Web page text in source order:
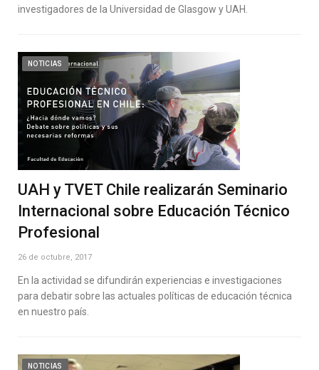
investigadores de la Universidad de Glasgow y UAH.
NOTICIAS
UAH y TVET Chile realizarán Seminario
Internacional sobre Educación Técnico
Profesional
26 de octubre, 2017
En la actividad se difundirán experiencias e investigaciones
para debatir sobre las actuales políticas de educación técnica
en nuestro país.
NOTICIAS